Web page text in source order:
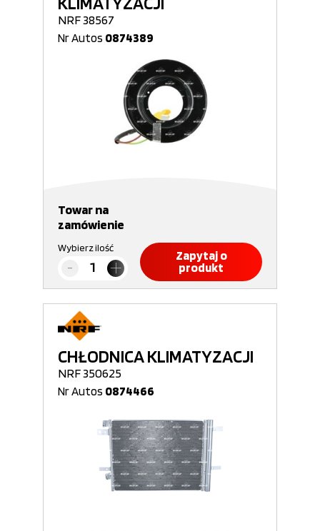
NRF 38567
Nr Autos 0874389
Towar na
zamówienie
Wybierz ilość
Zapytaj o
produkt
CHŁODNICA KLIMATYZACJI
NRF 350625
Nr Autos 0874466